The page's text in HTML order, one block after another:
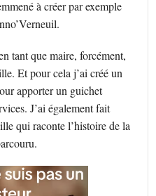
à créer par exemple
tant que maire, forcément,
Et pour cela j’ai créé un
apporter un guichet
J’ai également fait
qui raconte l’histoire de la